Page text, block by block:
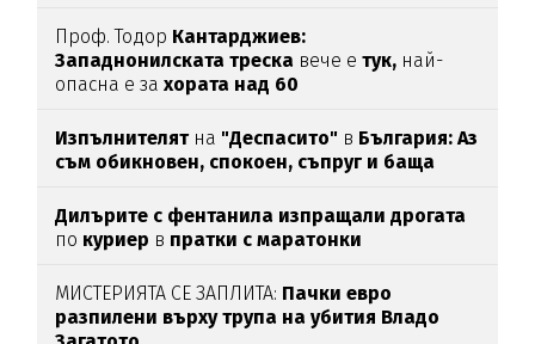
Проф. Тодор Кантарджиев:
Западнонилската треска вече етук, най-
опасна е захората над 60
Изпълнителятна "Деспасито" в България: Аз
съм обикновен, спокоен, съпруг и баща
Дилърите с фентанила изпращали дрогата
по куриер в пратки с маратонки
МИСТЕРИЯТА СЕ ЗАПЛИТА: Пачки евро
разпилени върху трупа на убития Владо